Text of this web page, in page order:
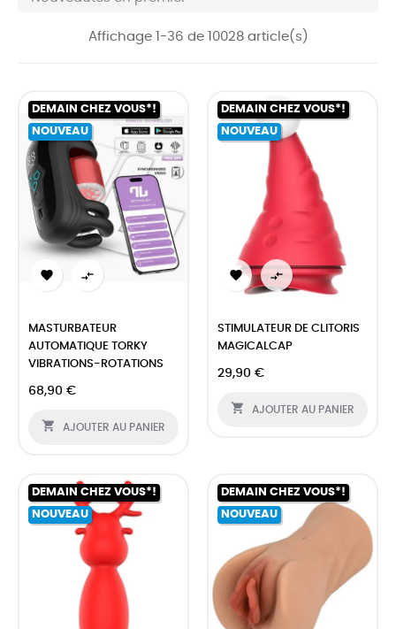
Affichage 1-36 de 10028 article(s)
DEMAIN CHEZ VOUS*!
NOUVEAU
 
MASTURBATEUR
AUTOMATIQUE TORKY
VIBRATIONS-ROTATIONS
68,90 €
 AJOUTER AU PANIER
DEMAIN CHEZ VOUS*!
NOUVEAU
 
STIMULATEUR DE CLITORIS
MAGICALCAP
29,90 €
 AJOUTER AU PANIER
DEMAIN CHEZ VOUS*!
NOUVEAU
DEMAIN CHEZ VOUS*!
NOUVEAU